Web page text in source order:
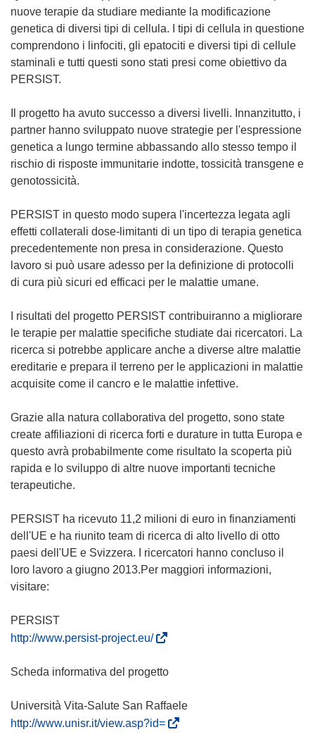
nuove terapie da studiare mediante la modificazione
genetica di diversi tipi di cellula. I tipi di cellula in questione
comprendono i linfociti, gli epatociti e diversi tipi di cellule
staminali e tutti questi sono stati presi come obiettivo da
PERSIST.
Il progetto ha avuto successo a diversi livelli. Innanzitutto, i
partner hanno sviluppato nuove strategie per l'espressione
genetica a lungo termine abbassando allo stesso tempo il
rischio di risposte immunitarie indotte, tossicità transgene e
genotossicità.
PERSIST in questo modo supera l'incertezza legata agli
effetti collaterali dose-limitanti di un tipo di terapia genetica
precedentemente non presa in considerazione. Questo
lavoro si può usare adesso per la definizione di protocolli
di cura più sicuri ed efficaci per le malattie umane.
I risultati del progetto PERSIST contribuiranno a migliorare
le terapie per malattie specifiche studiate dai ricercatori. La
ricerca si potrebbe applicare anche a diverse altre malattie
ereditarie e prepara il terreno per le applicazioni in malattie
acquisite come il cancro e le malattie infettive.
Grazie alla natura collaborativa del progetto, sono state
create affiliazioni di ricerca forti e durature in tutta Europa e
questo avrà probabilmente come risultato la scoperta più
rapida e lo sviluppo di altre nuove importanti tecniche
terapeutiche.
PERSIST ha ricevuto 11,2 milioni di euro in finanziamenti
dell'UE e ha riunito team di ricerca di alto livello di otto
paesi dell'UE e Svizzera. I ricercatori hanno concluso il
loro lavoro a giugno 2013.Per maggiori informazioni,
visitare:
http://www.persist-project.eu/(
i
p
r
Scheda informativa del progetto
http://www.unisr.it/view.asp?id=(